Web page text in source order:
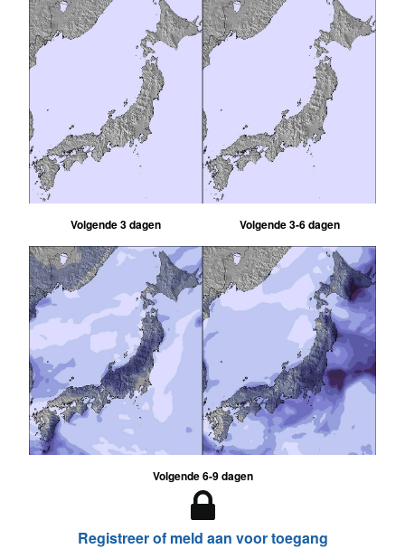
Volgende 3 dagen Volgende 3-6 dagen
Volgende 6-9 dagen
Registreer of meld aan voor toegang